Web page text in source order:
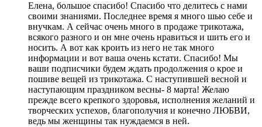
Елена, большое спасибо! Спасибо что делитесь с нами
своими знаниями. Последнее время я много шью себе и
внучкам. А сейчас очень много в продаже трикотажа,
всякого разного и он мне очень нравиться и шить его и
носить. А вот как кроить из него не так много
информации и вот ваша очень кстати. Спасибо! Мы
ваши подписчики будем ждать продолжения о крое и
пошиве вещей из трикотажа. С наступившей весной и
наступающим праздником весны- 8 марта! Желаю
прежде всего крепкого здоровья, исполнения желаний и
творческих успехов, благополучия и конечно ЛЮБВИ,
ведь мы женщины так нуждаемся в ней.